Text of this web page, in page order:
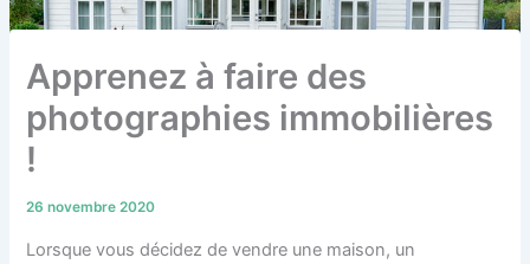
Apprenez à faire des
photographies immobilières
!
26 novembre 2020
Lorsque vous décidez de vendre une maison, un